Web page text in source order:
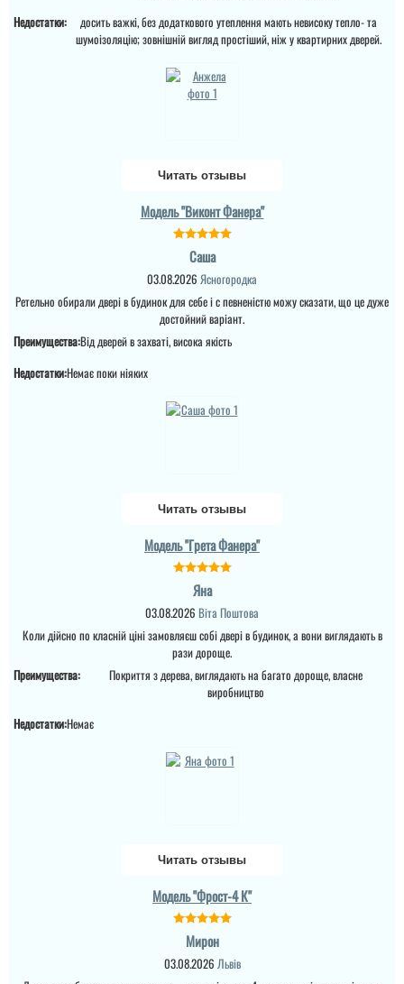
Спеціалісти, які
класну консультацію,
виборі, на все це я
задоволений, покриття
читати всі відгуки
декілька днів, нарікань
Недостатки:
досить важкі, без додаткового утеплення мають невисоку тепло- та
шумоізоляцію; зовнішній вигляд простіший, ніж у квартирних дверей.
Читать отзывы
Модель "Виконт Фанера"
Саша
03.08.2026 Ясногородка
Ретельно обирали двері в будинок для себе і с певненістю можу сказати, що це дуже
достойний варіант.
Преимущества:Від дверей в захваті, висока якість
Недостатки:Немає поки ніяких
Читать отзывы
Модель "Грета Фанера"
Яна
03.08.2026 Віта Поштова
Коли дійсно по класній ціні замовляєш собі двері в будинок, а вони виглядають в
рази дороще.
Преимущества:
Покриття з дерева, виглядають на багато дороще, власне
виробництво
Недостатки:Немає
Читать отзывы
Модель "Фрост-4 К"
Мирон
03.08.2026 Львів